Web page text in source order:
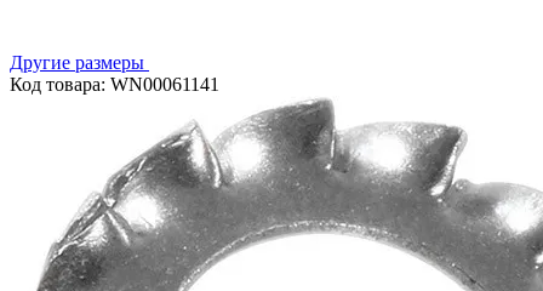
Другие размеры
Код товара: WN00061141